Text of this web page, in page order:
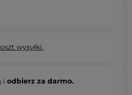
wysyłki.
i odbierz za darmo.